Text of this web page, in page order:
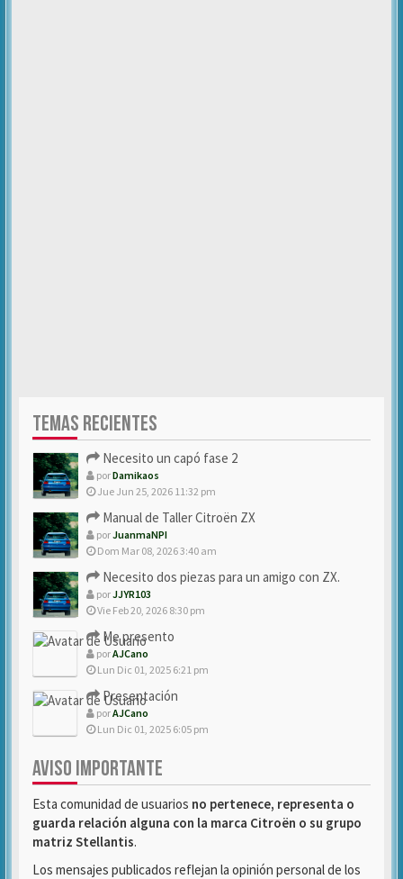
TEMAS RECIENTES
Necesito un capó fase 2
porDamikaos
Jue Jun 25, 2026 11:32 pm
Manual de Taller Citroën ZX
porJuanmaNPI
Dom Mar 08, 2026 3:40 am
Necesito dos piezas para un amigo con ZX.
porJJYR103
Vie Feb 20, 2026 8:30 pm
Me presento
porAJCano
Lun Dic 01, 2025 6:21 pm
Presentación
porAJCano
Lun Dic 01, 2025 6:05 pm
AVISO IMPORTANTE
Esta comunidad de usuarios no pertenece, representa o
guarda relación alguna con la marca Citroën o su grupo
matriz Stellantis.
Los mensajes publicados reflejan la opinión personal de los